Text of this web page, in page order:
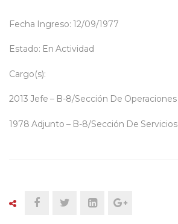
Fecha Ingreso: 12/09/1977
Estado: En Actividad
Cargo(s):
2013 Jefe – B-8/Sección De Operaciones
1978 Adjunto – B-8/Sección De Servicios